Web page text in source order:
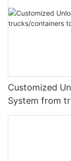
Customized
System from